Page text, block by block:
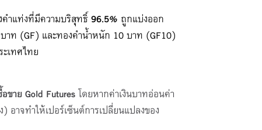
ำแท่งที่มีความบริสุทธิ์96.5% ถูกแบ่งออก
ท (GF) และทองคำน้ำหนัก 10 บาท (GF10)
เทศไทย
ขายGold Futuresโดยหากค่าเงินบาทอ่อนค่า
อาจทำให้เปอร์เซ็นต์การเปลี่ยนแปลงของ